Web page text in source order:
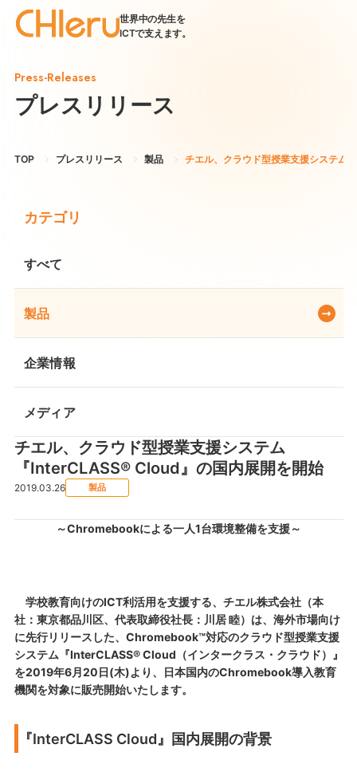
世界中の先生を
ICTで支えます。
Press-Releases
プレスリリース
TOP プレスリリース 製品 チエル、クラウド型授業支援システム
カテゴリ
すべて
製品
企業情報
メディア
チエル、クラウド型授業支援システム
『InterCLASS® Cloud』の国内展開を開始
2019.03.26 製品
～Chromebookによる一人1台環境整備を支援～
学校教育向けのICT利活用を支援する、チエル株式会社（本
社：東京都品川区、代表取締役社長：川居 睦）は、海外市場向け
に先行リリースした、Chromebook™対応のクラウド型授業支援
システム『InterCLASS® Cloud（インタークラス・クラウド）』
を2019年6月20日(木)より、日本国内のChromebook導入教育
機関を対象に販売開始いたします。
『InterCLASS Cloud』国内展開の背景